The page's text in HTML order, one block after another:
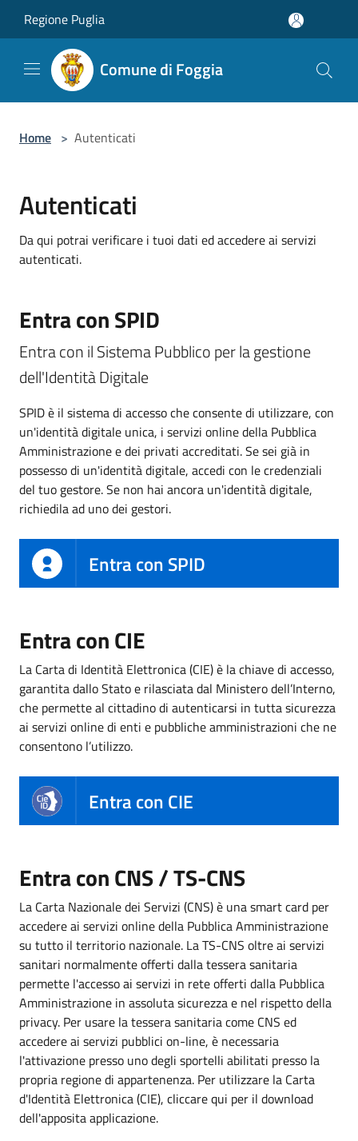
Regione Puglia
Comune di Foggia
Home > Autenticati
Autenticati
Da qui potrai verificare i tuoi dati ed accedere ai servizi
autenticati.
Entra con SPID
Entra con il Sistema Pubblico per la gestione
dell'Identità Digitale
SPID è il sistema di accesso che consente di utilizzare, con
un'identità digitale unica, i servizi online della Pubblica
Amministrazione e dei privati accreditati. Se sei già in
possesso di un'identità digitale, accedi con le credenziali
del tuo gestore. Se non hai ancora un'identità digitale,
richiedila ad uno dei gestori.
Entra con SPID
Entra con CIE
La Carta di Identità Elettronica (CIE) è la chiave di accesso,
garantita dallo Stato e rilasciata dal Ministero dell’Interno,
che permette al cittadino di autenticarsi in tutta sicurezza
ai servizi online di enti e pubbliche amministrazioni che ne
consentono l’utilizzo.
Entra con CIE
Entra con CNS / TS-CNS
La Carta Nazionale dei Servizi (CNS) è una smart card per
accedere ai servizi online della Pubblica Amministrazione
su tutto il territorio nazionale. La TS-CNS oltre ai servizi
sanitari normalmente offerti dalla tessera sanitaria
permette l'accesso ai servizi in rete offerti dalla Pubblica
Amministrazione in assoluta sicurezza e nel rispetto della
privacy. Per usare la tessera sanitaria come CNS ed
accedere ai servizi pubblici on-line, è necessaria
l'attivazione presso uno degli sportelli abilitati presso la
propria regione di appartenenza. Per utilizzare la Carta
d'Identità Elettronica (CIE), cliccare qui per il download
dell'apposita applicazione.